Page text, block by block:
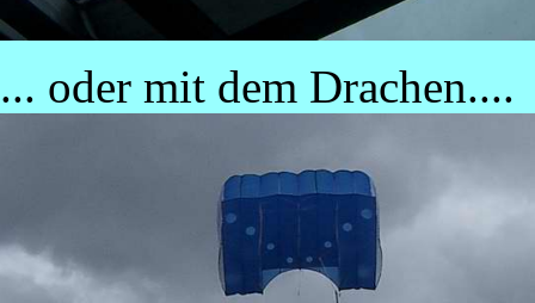
... oder mit dem Drachen....